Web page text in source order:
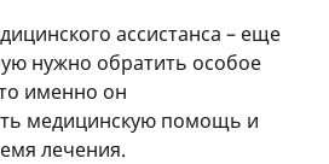
ассистанса – еще
нужно обратить особое
именно он
медицинскую помощь и
лечения.